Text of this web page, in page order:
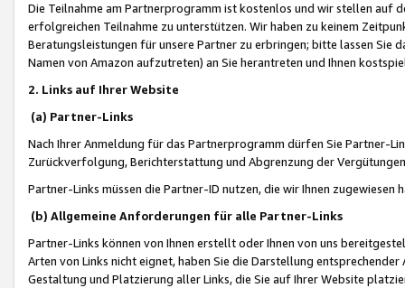
Die Teilnahme am Partnerprogramm ist kostenlos und wir stellen auf
erfolgreichen Teilnahme zu unterstützen. Wir haben zu keinem
Beratungsleistungen für unsere Partner zu erbringen; bitte lassen Sie
Namen von Amazon aufzutreten) an Sie herantreten und Ihnen
2. Links auf Ihrer Website
(a) Partner-Links
Nach Ihrer Anmeldung für das Partnerprogramm dürfen Sie Partner-
Zurückverfolgung, Berichterstattung und Abgrenzung der
Partner-Links müssen die Partner-ID nutzen, die wir Ihnen zugewiesen
(b) Allgemeine Anforderungen für alle Partner-Links
Partner-Links können von Ihnen erstellt oder Ihnen von uns
Arten von Links nicht eignet, haben Sie die Darstellung
Gestaltung und Platzierung aller Links, die Sie auf Ihrer Website